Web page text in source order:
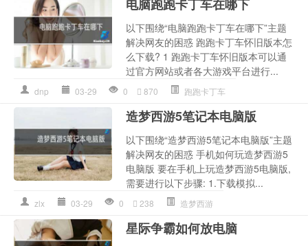
电脑跑跑卡丁车在哪下
以下围绕“电脑跑跑卡丁车在哪下”主题
解决网友的困惑 跑跑卡丁车怀旧版本怎
么下载? 1 跑跑卡丁车怀旧版本可以通
过官方网站或者各大游戏平台进行...
dnp 03-29 0 870 跑跑卡丁车
造梦西游5笔记本电脑版
以下围绕“造梦西游5笔记本电脑版”主题
解决网友的困惑 手机如何玩造梦西游5
电脑版 要在手机上玩造梦西游5电脑版,
需要进行以下步骤: 1.下载模拟...
zlx 03-29 0 238 造梦西游
星际争霸如何放电脑